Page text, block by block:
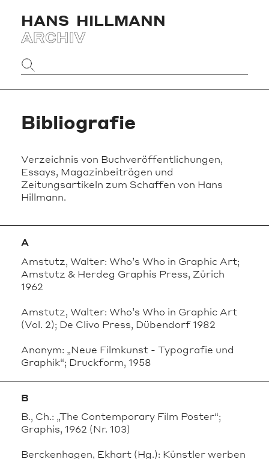
HANS HILLMANN
ARCHIV
Website
durchsuchen
Bibliografie
Verzeichnis von Buchveröffentlichungen,
Essays, Magazinbeiträgen und
Zeitungsartikeln zum Schaffen von Hans
Hillmann.
A
Amstutz, Walter: Who’s Who in Graphic Art;
Amstutz & Herdeg Graphis Press, Zürich
1962
Amstutz, Walter: Who’s Who in Graphic Art
(Vol. 2); De Clivo Press, Dübendorf 1982
Anonym: „Neue Filmkunst - Typografie und
Graphik“; Druckform, 1958
B
B., Ch.: „The Contemporary Film Poster“;
Graphis, 1962 (Nr. 103)
Berckenhagen, Ekhart (Hg.): Künstler werben